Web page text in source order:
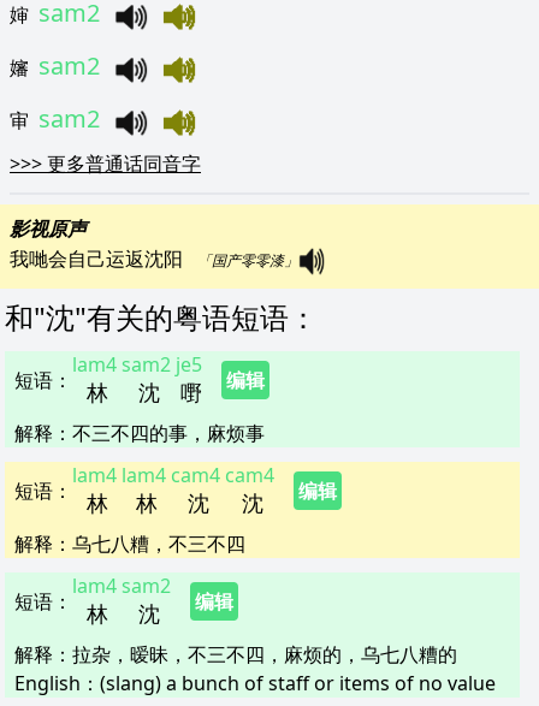
婶 sam2
嬸 sam2
审 sam2
>>>更多普通话同音字
影视原声
我哋会自己运返沈阳
「国产零零漆」
和"沈"有关的粤语短语 ：
短语 ： 林
lam4
沈
sam2
嘢
je5
编辑
解释 ： 不三不四的事，麻烦事
短语 ： 林
lam4
林
lam4
沈
cam4
沈
cam4
编辑
解释 ： 乌七八糟，不三不四
短语 ： 林
lam4
沈
sam2
编辑
解释 ： 拉杂，暧昧，不三不四，麻烦的，乌七八糟的
English： (slang) a bunch of staff or items of no value